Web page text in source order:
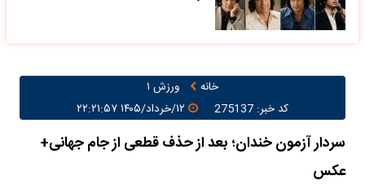
خانه
ورزش ۱
کد خبر: 275137
۱۲/خرداد/۱۴۰۵ ۲۲:۲۱:۵۷
سردار آزمون خندان؛ بعد از حذف قطعی از جام جهانی+
عکس